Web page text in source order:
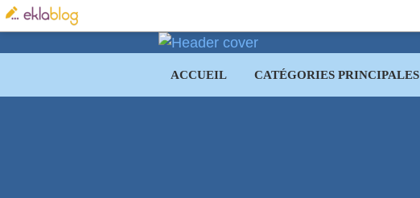
ACCUEIL CATÉGORIES PRINCIPALES